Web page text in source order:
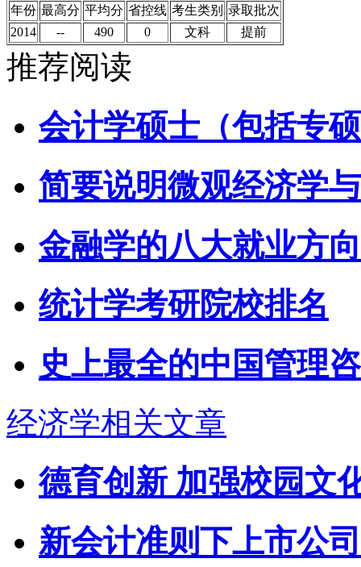
年份 最高分 平均分 省控线 考生类别 录取批次
2014
-- 490 0 文科 提前
推荐阅读
会计学硕士（包括专
简要说明微观经济学
金融学的八大就业方
统计学考研院校排名
史上最全的中国管理
经济学相关文章
德育创新 加强校园文
新会计准则下上市公